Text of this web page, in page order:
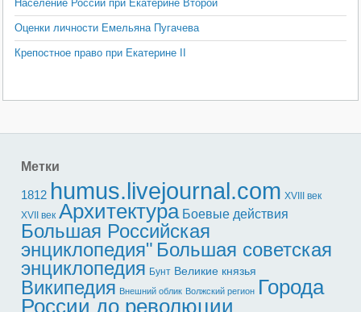
Население России при Екатерине Второй
Оценки личности Емельяна Пугачева
Крепостное право при Екатерине II
Метки
1812 humus.livejournal.com XVIII век
XVII век Архитектура Боевые действия
Большая Российская
энциклопедия" Большая советская
энциклопедия Бунт Великие князья
Википедия Внешний облик Волжский регион Города
России до революции